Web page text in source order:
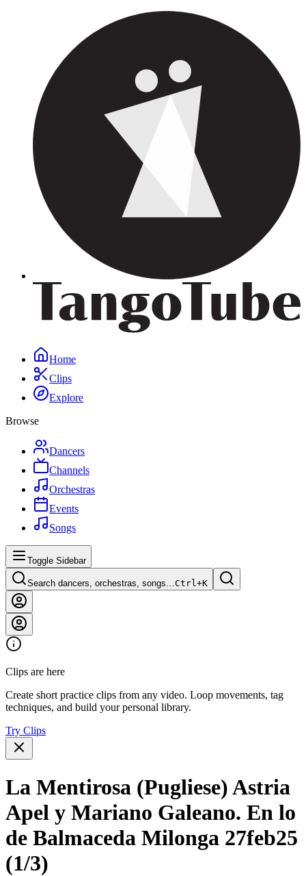
Home
Clips
Explore
Browse
Dancers
Channels
Orchestras
Events
Songs
Toggle Sidebar
Search dancers, orchestras, songs…Ctrl+K
Clips are here
Create short practice clips from any video. Loop movements, tag
techniques, and build your personal library.
Try Clips
La Mentirosa (Pugliese) Astria
Apel y Mariano Galeano. En lo
de Balmaceda Milonga 27feb25
(1/3)